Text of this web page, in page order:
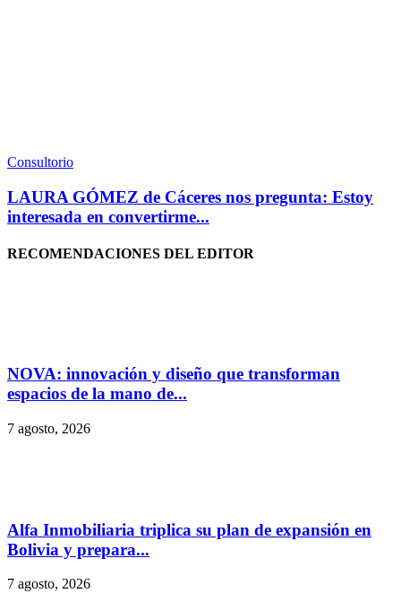
Consultorio
LAURA GÓMEZ de Cáceres nos pregunta: Estoy
interesada en convertirme...
RECOMENDACIONES DEL EDITOR
NOVA: innovación y diseño que transforman
espacios de la mano de...
7 agosto, 2026
Alfa Inmobiliaria triplica su plan de expansión en
Bolivia y prepara...
7 agosto, 2026